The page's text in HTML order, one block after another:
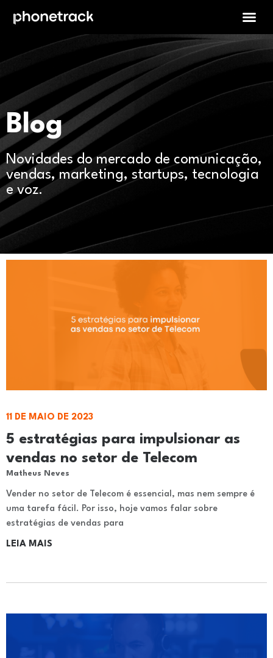
Blog
Novidades do mercado de comunicação,
vendas, marketing, startups, tecnologia
e voz.
5 estratégias para impulsionar as
vendas no setor de Telecom
Matheus Neves
11 DE MAIO DE 2023
Vender no setor de Telecom é essencial, mas nem sempre é
uma tarefa fácil. Por isso, hoje vamos falar sobre
estratégias de vendas para
LEIA MAIS